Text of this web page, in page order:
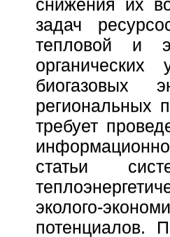
снижения их
задач
тепловой и
органических
биогазовых
региональных
требует
статьи
эколого-
потенциалов.